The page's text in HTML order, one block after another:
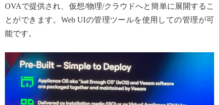
OVAで提供され、仮想/物理/クラウドへと簡単に展開するこ
とができます。Web UIの管理ツールを使用しての管理が可
能です。